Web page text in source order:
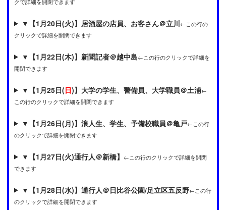
▼ 【1月20日(火)】居酒屋の店員、お客さん＠立川←この行の
クリックで詳細を開閉できます
▼ 【1月22日(木)】新聞記者＠越中島←この行のクリックで詳細を
開閉できます
▼ 【1月25日(日)】大学の学生、警備員、大学職員＠土浦←
この行のクリックで詳細を開閉できます
▼ 【1月26日(月)】浪人生、学生、予備校職員＠亀戸←この行
のクリックで詳細を開閉できます
▼ 【1月27日(火)通行人＠新橋】 ←この行のクリックで詳細を開閉
できます
▼ 【1月28日(水)】通行人＠日比谷公園/足立区五反野←この行
のクリックで詳細を開閉できます